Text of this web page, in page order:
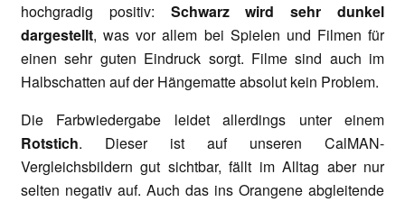
hochgradig positiv: Schwarz wird sehr dunkel
dargestellt, was vor allem bei Spielen und Filmen für
einen sehr guten Eindruck sorgt. Filme sind auch im
Halbschatten auf der Hängematte absolut kein Problem.
Die Farbwiedergabe leidet allerdings unter einem
Rotstich. Dieser ist auf unseren CalMAN-
Vergleichsbildern gut sichtbar, fällt im Alltag aber nur
selten negativ auf. Auch das ins Orangene abgleitende